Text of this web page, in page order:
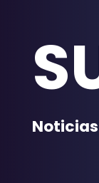
Noticias